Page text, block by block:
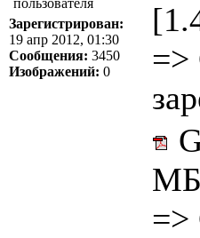
Зарегистрирован:
19 апр 2012, 01:30
Сообщения: 3450
Изображений: 0
=>
=>